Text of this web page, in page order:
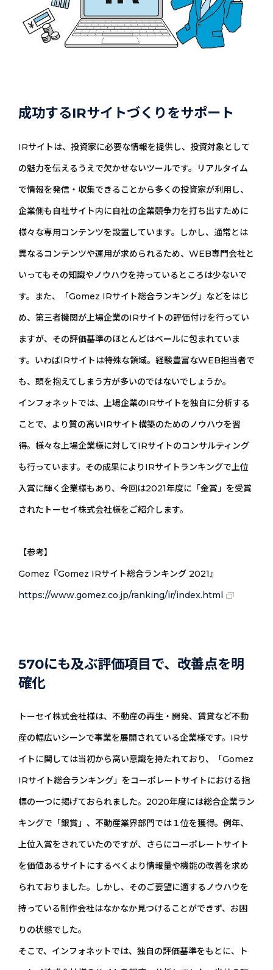
成功するIRサイトづくりをサポート
IRサイトは、投資家に必要な情報を提供し、投資対象として
の魅力を伝えるうえで欠かせないツールです。リアルタイム
で情報を発信・収集できることから多くの投資家が利用し、
企業側も自社サイト内に自社の企業競争力を打ち出すために
様々な専用コンテンツを設置しています。しかし、通常とは
異なるコンテンツや運用が求められるため、WEB専門会社と
いってもその知識やノウハウを持っているところは少ないで
す。また、「Gomez IRサイト総合ランキング」などをはじ
め、第三者機関が上場企業のIRサイトの評価付けを行ってい
ますが、その評価基準のほとんどはベールに包まれていま
す。いわばIRサイトは特殊な領域。経験豊富なWEB担当者で
も、頭を抱えてしまう方が多いのではないでしょうか。
インフォネットでは、上場企業のIRサイトを独自に分析する
ことで、より質の高いIRサイト構築のためのノウハウを習
得。様々な上場企業様に対してIRサイトのコンサルティング
も行っています。その成果によりIRサイトランキングで上位
入賞に輝く企業様もあり、今回は2021年度に「金賞」を受賞
されたトーセイ株式会社様をご紹介します。
【参考】
Gomez『Gomez IRサイト総合ランキング 2021』
https://www.gomez.co.jp/ranking/ir/index.html
570にも及ぶ評価項目で、改善点を明
確化
トーセイ株式会社様は、不動産の再生・開発、賃貸など不動
産の幅広いシーンで事業を展開されている企業様です。IRサ
イトに関しては当初から高い意識を持たれており、「Gomez
IRサイト総合ランキング」をコーポレートサイトにおける指
標の一つに掲げておられました。2020年度には総合企業ラン
キングで「銀賞」、不動産業界部門では１位を獲得。例年、
上位入賞をされていたのですが、さらにコーポレートサイト
を価値あるサイトにするべくより情報量や機能の改善を求め
られておりました。しかし、そのご要望に適するノウハウを
持っている制作会社はなかなか見つけることができず、お困
りの状態でした。
そこで、インフォネットでは、独自の評価基準をもとに、ト